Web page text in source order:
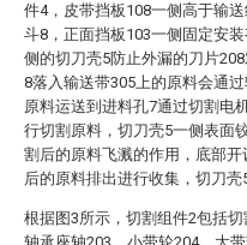
件4，皮带挡板108一侧高于输
斗8，正面挡板103一侧固定安
侧的切刀壳5防止外漏的刀片
8落入输送带305上的原料会通
原料运送到进料孔7通过切割电
行切割原料，切刀壳5一侧表面
割后的原料飞溅的作用，底部
后的原料排出进行收集，切刀壳
根据图3所示，切割组件2包括切